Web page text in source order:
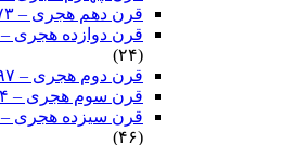
قرن دهم هجری – ۸۷۳ الی ۹۷۰ شمسی
قرن دوازده هجری – ۱۰۶۷ الی ۱۱۶۴ شمسی
(۲۴)
قرن دوم هجری – ۹۷ الی ۱۹۴ شمسی
قرن سوم هجری – ۱۹۴ الی ۲۹۱ شمسی
قرن سیزده هجری – ۱۱۶۴ الی ۱۲۶۱ شمسی
(۴۶)